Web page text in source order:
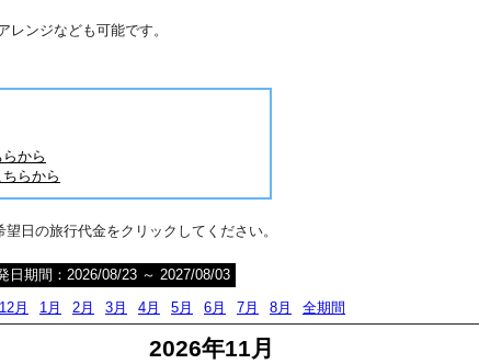
ンジなども可能です。
から
らから
日の旅行代金をクリックしてください。
日期間：2026/08/23 ～ 2027/08/03
12月 1月 2月 3月 4月 5月 6月 7月 8月 全期間
2026年11月